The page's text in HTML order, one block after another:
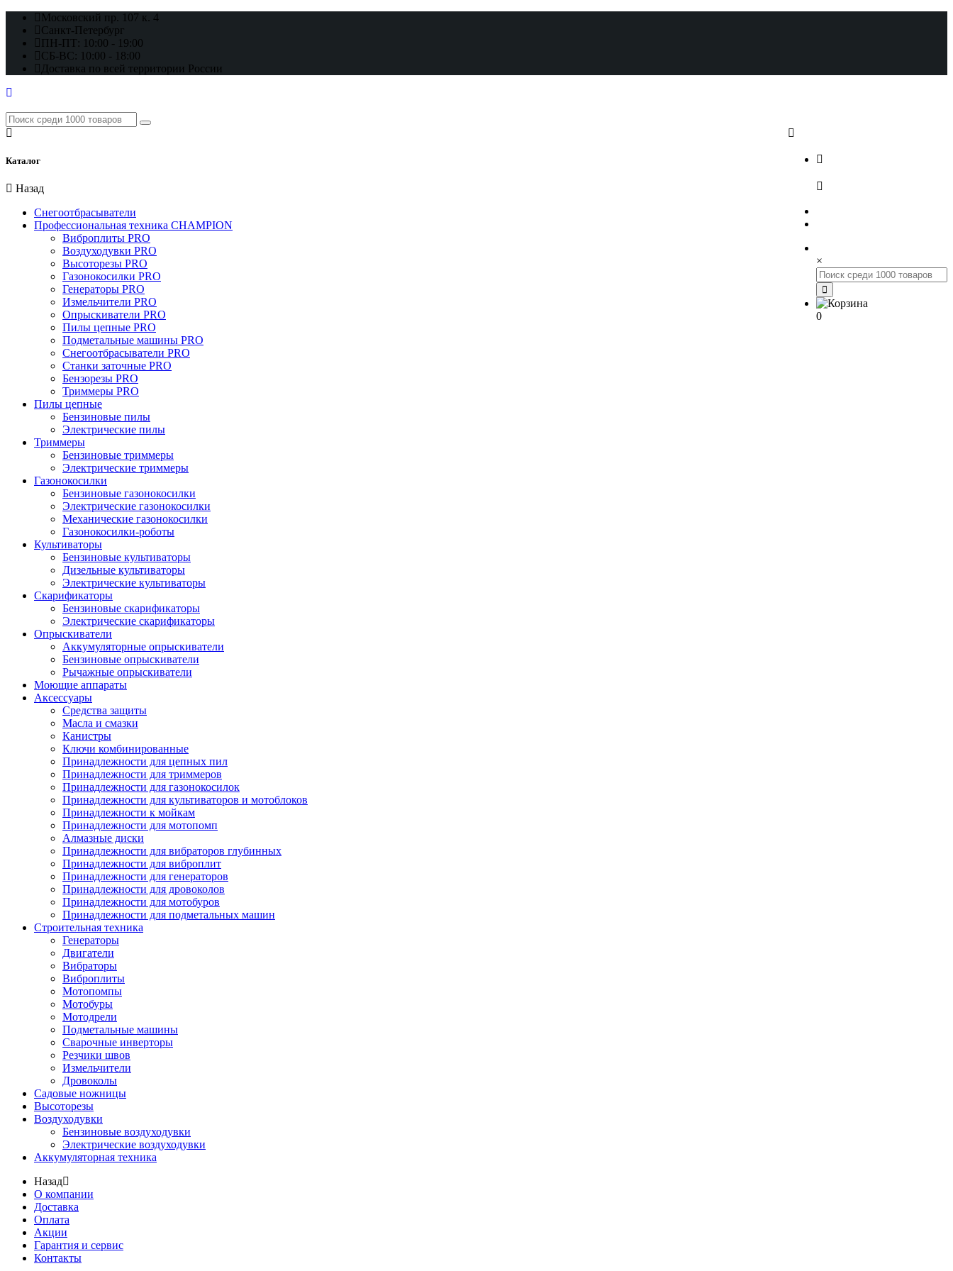
Московский пр. 107 к. 4
Санкт-Петербург
ПН-ПТ: 10:00 - 19:00
СБ-ВС: 10:00 - 18:00
Доставка по всей территории России
×
0
Каталог
Назад
Снегоотбрасыватели
Профессиональная техника CHAMPION
Виброплиты PRO
Воздуходувки PRO
Высоторезы PRO
Газонокосилки PRO
Генераторы PRO
Измельчители PRO
Опрыскиватели PRO
Пилы цепные PRO
Подметальные машины PRO
Снегоотбрасыватели PRO
Станки заточные PRO
Бензорезы PRO
Триммеры PRO
Пилы цепные
Бензиновые пилы
Электрические пилы
Триммеры
Бензиновые триммеры
Электрические триммеры
Газонокосилки
Бензиновые газонокосилки
Электрические газонокосилки
Механические газонокосилки
Газонокосилки-роботы
Культиваторы
Бензиновые культиваторы
Дизельные культиваторы
Электрические культиваторы
Скарификаторы
Бензиновые скарификаторы
Электрические скарификаторы
Опрыскиватели
Аккумуляторные опрыскиватели
Бензиновые опрыскиватели
Рычажные опрыскиватели
Моющие аппараты
Аксессуары
Средства защиты
Масла и смазки
Канистры
Ключи комбинированные
Принадлежности для цепных пил
Принадлежности для триммеров
Принадлежности для газонокосилок
Принадлежности для культиваторов и мотоблоков
Принадлежности к мойкам
Принадлежности для мотопомп
Алмазные диски
Принадлежности для вибраторов глубинных
Принадлежности для виброплит
Принадлежности для генераторов
Принадлежности для дровоколов
Принадлежности для мотобуров
Принадлежности для подметальных машин
Строительная техника
Генераторы
Двигатели
Вибраторы
Виброплиты
Мотопомпы
Мотобуры
Мотодрели
Подметальные машины
Сварочные инверторы
Резчики швов
Измельчители
Дровоколы
Садовые ножницы
Высоторезы
Воздуходувки
Бензиновые воздуходувки
Электрические воздуходувки
Аккумуляторная техника
Назад
О компании
Доставка
Оплата
Акции
Гарантия и сервис
Контакты